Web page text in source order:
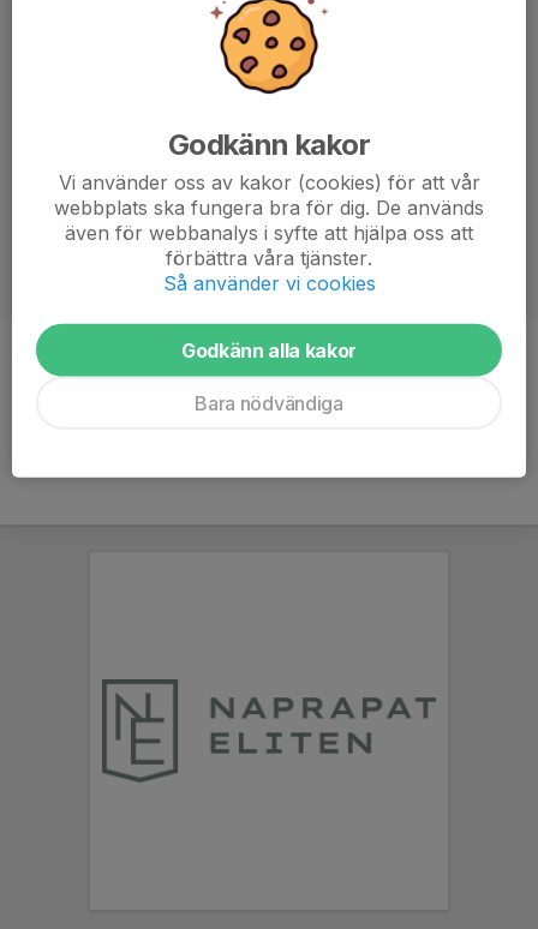
Ålder
Godkänn kakor
Vi använder oss av kakor (cookies) för att vår
webbplats ska fungera bra för dig. De används
även för webbanalys i syfte att hjälpa oss att
förbättra våra tjänster.
Så använder vi cookies
Godkänn alla kakor
Bara nödvändiga